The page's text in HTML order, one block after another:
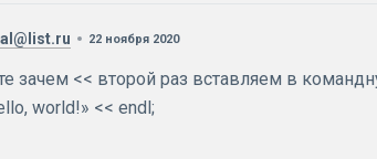
22 ноября 2020
зачем << второй раз вставляем в
world!» << endl;